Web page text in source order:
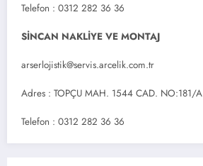
Telefon : 0312 282 36 36
SİNCAN NAKLİYE VE MONTAJ
arserlojistik@servis.arcelik.com.tr
Adres : TOPÇU MAH. 1544 CAD. NO:181/A
Telefon : 0312 282 36 36